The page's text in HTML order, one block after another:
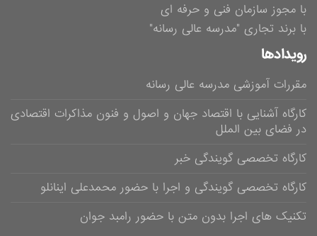
با مجوز سازمان فنی و حرفه ای
با برند تجاری "مدرسه عالی رسانه"
رویدادها
مقررات آموزشی مدرسه عالی رسانه
کارگاه آشنایی با اقتصاد جهان و اصول و فنون مذاکرات اقتصادی
در فضای بین الملل
کارگاه تخصصی گویندگی خبر
کارگاه تخصصی گویندگی و اجرا با حضور محمدعلی اینانلو
تکنیک های اجرا بدون متن با حضور رامبد جوان